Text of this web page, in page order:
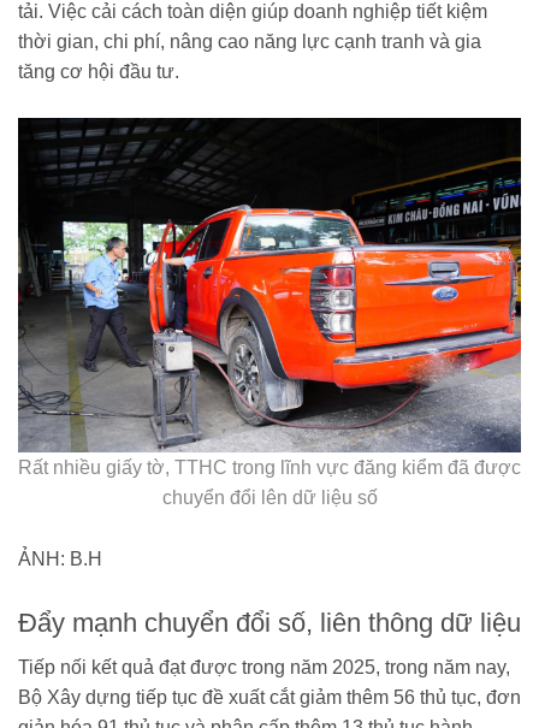
tải. Việc cải cách toàn diện giúp doanh nghiệp tiết kiệm
thời gian, chi phí, nâng cao năng lực cạnh tranh và gia
tăng cơ hội đầu tư.
Rất nhiều giấy tờ, TTHC trong lĩnh vực đăng kiểm đã được
chuyển đổi lên dữ liệu số
ẢNH: B.H
Đẩy mạnh chuyển đổi số, liên thông dữ liệu
Tiếp nối kết quả đạt được trong năm 2025, trong năm nay,
Bộ Xây dựng tiếp tục đề xuất cắt giảm thêm 56 thủ tục, đơn